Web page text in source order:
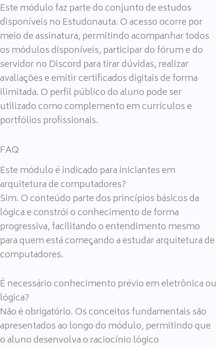
Este módulo faz parte do conjunto de estudos
disponíveis no Estudonauta. O acesso ocorre por
meio de assinatura, permitindo acompanhar todos
os módulos disponíveis, participar do fórum e do
servidor no Discord para tirar dúvidas, realizar
avaliações e emitir certificados digitais de forma
ilimitada. O perfil público do aluno pode ser
utilizado como complemento em currículos e
portfólios profissionais.
FAQ
Este módulo é indicado para iniciantes em
arquitetura de computadores?
Sim. O conteúdo parte dos princípios básicos da
lógica e constrói o conhecimento de forma
progressiva, facilitando o entendimento mesmo
para quem está começando a estudar arquitetura de
computadores.
É necessário conhecimento prévio em eletrônica ou
lógica?
Não é obrigatório. Os conceitos fundamentais são
apresentados ao longo do módulo, permitindo que
o aluno desenvolva o raciocínio lógico